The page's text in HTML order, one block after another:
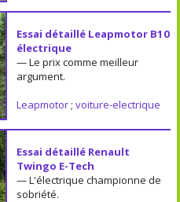
Essai détaillé Leapmotor B10
électrique
— Le prix comme meilleur
argument.
Leapmotor ; voiture-electrique
Essai détaillé Renault
Twingo E-Tech
— L'électrique championne de
sobriété.